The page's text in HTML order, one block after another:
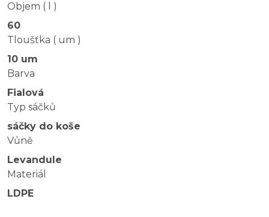
Objem ( l )
60
Tloušťka ( um )
10 um
Barva
Fialová
Typ sáčků
sáčky do koše
Vůně
Levandule
Materiál
LDPE